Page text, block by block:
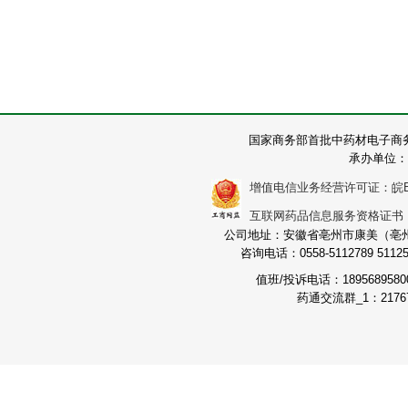
国家商务部首批中药材电子
承办单位
增值电信业务经营许可证：皖
互联网药品信息服务资格证
公司地址：安徽省亳州市康美（
咨询电话：0558-5112789
值班/投诉电话：
药通交流群_1：